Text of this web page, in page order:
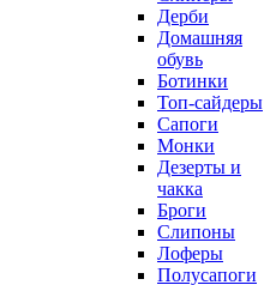
Дерби
Домашняя
обувь
Ботинки
Топ-сайдеры
Сапоги
Монки
Дезерты и
чакка
Броги
Слипоны
Лоферы
Полусапоги